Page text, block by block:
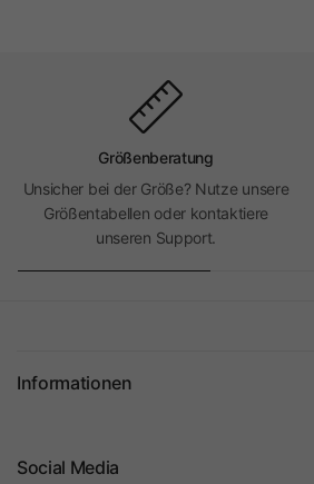
Größenberatung
Unsicher bei der Größe? Nutze unsere
Größentabellen oder kontaktiere
unseren Support.
Informationen
Social Media